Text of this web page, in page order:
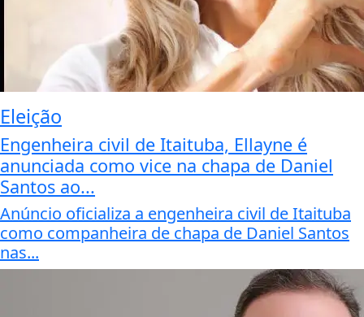
Eleição
Engenheira civil de Itaituba, Ellayne é
anunciada como vice na chapa de Daniel
Santos ao...
Anúncio oficializa a engenheira civil de Itaituba
como companheira de chapa de Daniel Santos
nas...